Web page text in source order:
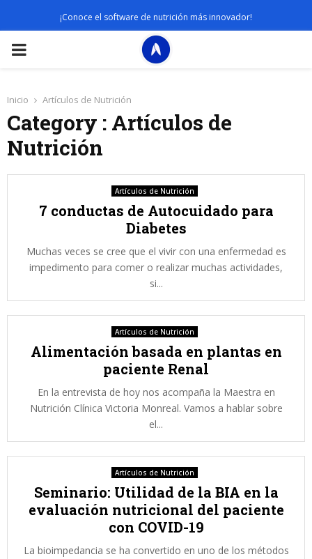
¡Conoce el software de nutrición más innovador!
PRIMARY
Inicio Artículos de Nutrición
Category : Artículos de
Nutrición
Artículos de Nutrición
7 conductas de Autocuidado para
Diabetes
Muchas veces se cree que el vivir con una enfermedad es
impedimento para comer o realizar muchas actividades,
si...
Artículos de Nutrición
Alimentación basada en plantas en
paciente Renal
En la entrevista de hoy nos acompaña la Maestra en
Nutrición Clínica Victoria Monreal. Vamos a hablar sobre
el...
Artículos de Nutrición
Seminario: Utilidad de la BIA en la
evaluación nutricional del paciente
con COVID-19
La bioimpedancia se ha convertido en uno de los métodos